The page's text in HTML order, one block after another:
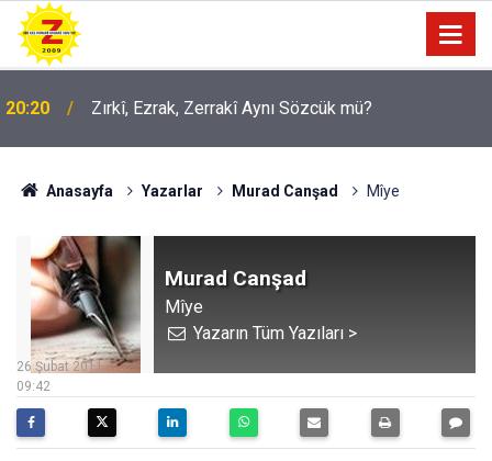
09:56 Ji Zilma Partîzanan Nimûneyeka Piçûk
Anasayfa Yazarlar Murad Canşad Mîye
Murad Canşad
Mîye
Yazarın Tüm Yazıları >
09:42
26 Şubat 2011